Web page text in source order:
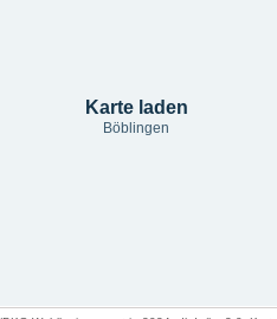
Karte laden
Böblingen